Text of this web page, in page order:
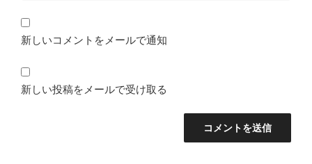
新しいコメントをメールで通知
新しい投稿をメールで受け取る